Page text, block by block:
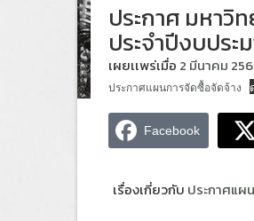
ประกาศ มหาวิ
ประจำปีงบปร
เผยเเพร่เมื่อ 2 มีนาคม
ประกาศแผนการจัดซื้อจัดจ้าง
Facebook
เรื่องเกี่ยวกับ ประกาศแผ